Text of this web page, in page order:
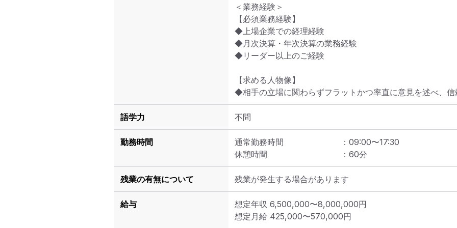
＜業務経験＞
【必須業務経験】
◆上場企業での経理経験
◆月次決算・年次決算の業務経験
◆リーダー以上のご経験
【求める人物像】
◆相手の立場に関わらずフラットかつ率直に意見を述べ、
語学力 不問
勤務時間 通常勤務時間 ： 09:00〜17:30
休憩時間
： 60分
残業の有無について 残業が発生する場合があります
給与 想定年収 6,500,000〜8,000,000円
想定月給 425,000〜570,000円